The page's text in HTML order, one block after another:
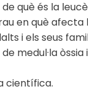
què és la
en què afecta
i els seus
medul·la
científica.